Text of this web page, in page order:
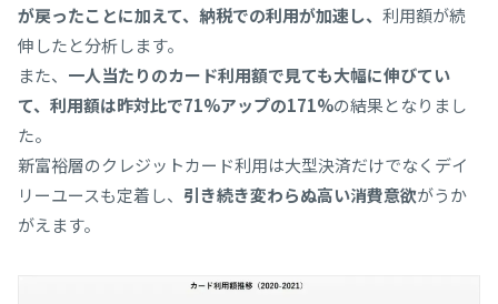
が戻ったことに加えて、納税での利用が加速し、 利用額が続
伸したと分析します。
また、 一人当たりのカード利用額で見ても大幅に伸びてい
て、利用額は昨対比で71%アップの171%の結果となりまし
た。
新富裕層のクレジットカード利用は大型決済だけでなくデイ
リーユースも定着し、 引き続き変わらぬ高い消費意欲がうか
がえます。